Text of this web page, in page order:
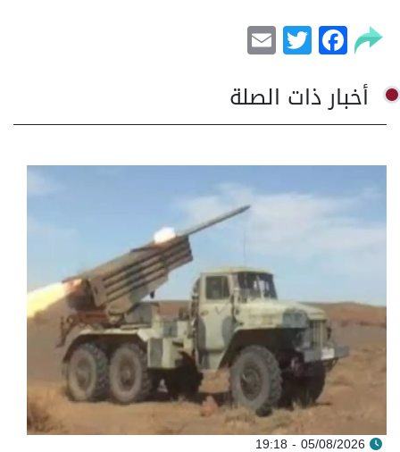
Facebook
Twitter
أخبار ذات الصلة
05/08/2026 - 19:18